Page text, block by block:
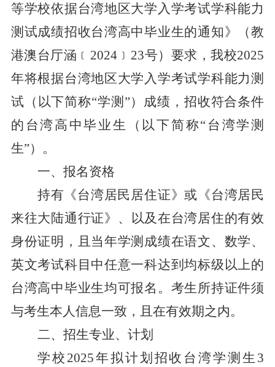
等学校依据台湾地区大学入学考试学科能力
测试成绩招收台湾高中毕业生的通知》（教
港澳台厅涵﹝ 2024﹞ 23号） 要求 ，我校2025
年将根据台湾地区大学入学考试学科能力测
试（以下简称“学测”）成绩，招收符合条件
的台湾高中毕业生（以下简称“台湾学测
生”）。
一、报名资格
持有《台湾居民居住证》或《台湾居民
来往大陆通行证》 、
以及在台湾居住的有效
身份证明，且当年学测成绩在语文、数学、
英文考试科目中任意一科达到均标级以上的
台湾高中毕业生均可报名。考生所持证件须
与考生本人信息一致，且在有效期之内。
二、招生专业、计划
学校 2025年拟计划招收台湾学测生 3